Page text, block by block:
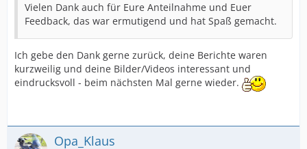
Vielen Dank auch für Eure Anteilnahme und Euer
Feedback, das war ermutigend und hat Spaß gemacht.
Ich gebe den Dank gerne zurück, deine Berichte waren
kurzweilig und deine Bilder/Videos interessant und
eindrucksvoll - beim nächsten Mal gerne wieder.
Opa_Klaus